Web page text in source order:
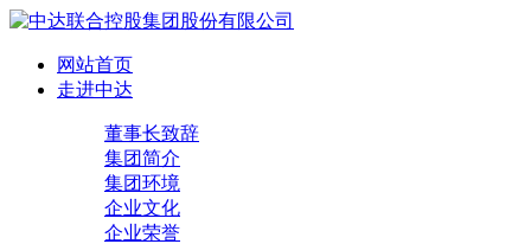
网站首页
走进中达
董事长致辞
集团简介
集团环境
企业文化
企业荣誉